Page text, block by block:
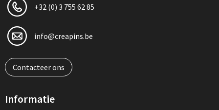
+32 (0) 3 755 62 85
info@creapins.be
Contacteer ons
Informatie